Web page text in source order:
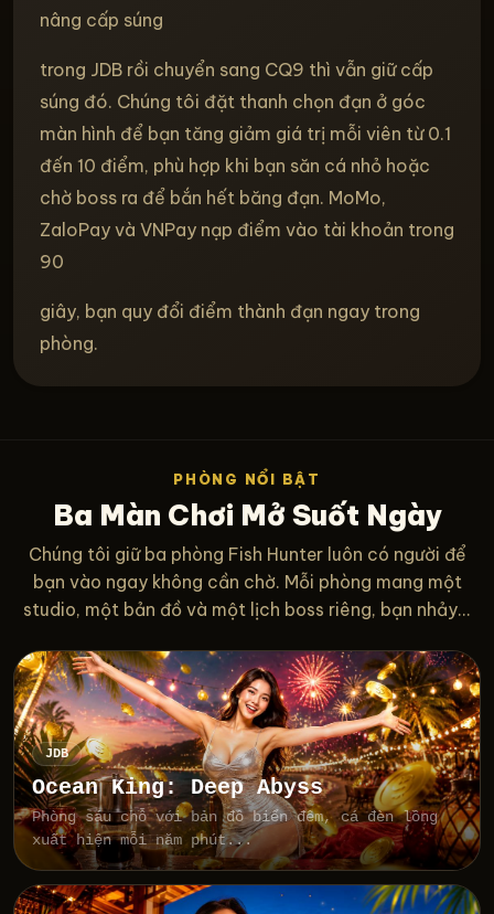
nâng cấp súng
trong JDB rồi chuyển sang CQ9 thì vẫn giữ cấp
súng đó. Chúng tôi đặt thanh chọn đạn ở góc
màn hình để bạn tăng giảm giá trị mỗi viên từ 0.1
đến 10 điểm, phù hợp khi bạn săn cá nhỏ hoặc
chờ boss ra để bắn hết băng đạn. MoMo,
ZaloPay và VNPay nạp điểm vào tài khoản trong
90
giây, bạn quy đổi điểm thành đạn ngay trong
phòng.
PHÒNG NỔI BẬT
Ba Màn Chơi Mở Suốt Ngày
Chúng tôi giữ ba phòng Fish Hunter luôn có người để
bạn vào ngay không cần chờ. Mỗi phòng mang một
studio, một bản đồ và một lịch boss riêng, bạn nhảy...
JDB
Ocean King: Deep Abyss
Phòng sáu chỗ với bản đồ biển đêm, cá đèn lồng
xuất hiện mỗi năm phút...